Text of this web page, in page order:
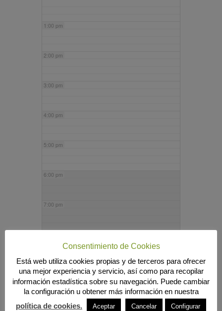
1:00 pm
2:00 pm
3:00 pm
4:00 pm
5:00 pm
6:00 pm
7:00 pm
9:00 pm
10:00 pm
Consentimiento de Cookies
Está web utiliza cookies propias y de terceros para ofrecer
una mejor experiencia y servicio, así como para recopilar
información estadística sobre su navegación. Puede cambiar
la configuración u obtener más información en nuestra
política de cookies.
Aceptar Cancelar Configurar